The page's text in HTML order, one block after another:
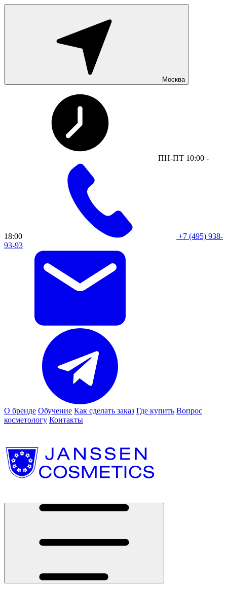
Москва
ПН-ПТ 10:00 -
18:00
+7 (495) 938-
93-93
О бренде Обучение Как сделать заказ Где купить Вопрос
косметологу Контакты